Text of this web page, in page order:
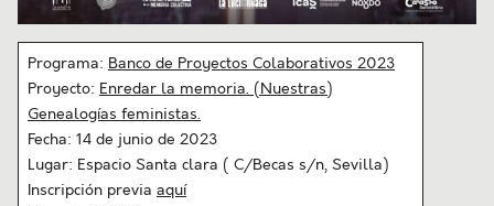
Programa: Banco de Proyectos Colaborativos 2023
Proyecto: Enredar la memoria. (Nuestras)
Genealogías feministas.
Fecha: 14 de junio de 2023
Lugar: Espacio Santa clara ( C/Becas s/n, Sevilla)
Inscripción previa aquí